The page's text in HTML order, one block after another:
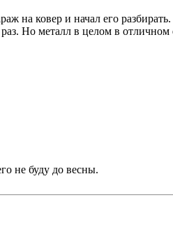
на ковер и начал его разбирать.
Но металл в целом в
не буду до весны.